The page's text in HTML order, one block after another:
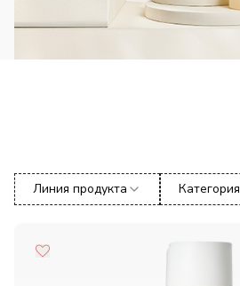
Линия продукта Категория